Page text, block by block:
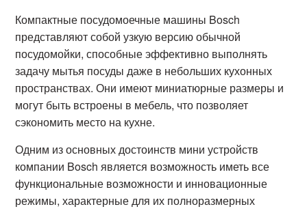
Компактные посудомоечные машины Bosch
представляют собой узкую версию обычной
посудомойки, способные эффективно выполнять
задачу мытья посуды даже в небольших кухонных
пространствах. Они имеют миниатюрные размеры и
могут быть встроены в мебель, что позволяет
сэкономить место на кухне.
Одним из основных достоинств мини устройств
компании Bosch является возможность иметь все
функциональные возможности и инновационные
режимы, характерные для их полноразмерных